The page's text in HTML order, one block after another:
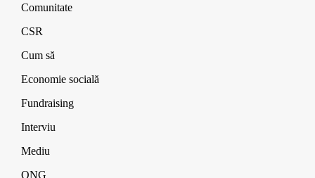
Comunitate
CSR
Cum să
Economie socială
Fundraising
Interviu
Mediu
ONG